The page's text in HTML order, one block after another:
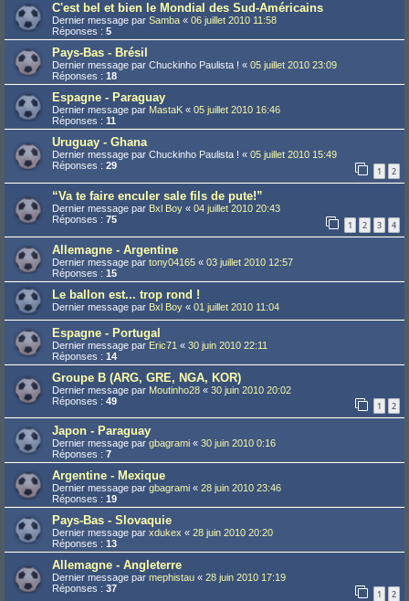
C'est bel et bien le Mondial des Sud-Américains
Dernier message par Samba « 06 juillet 2010 11:58
Réponses : 5
Pays-Bas - Brésil
Dernier message par Chuckinho Paulista ! « 05 juillet 2010 23:09
Réponses : 18
Espagne - Paraguay
Dernier message par MastaK « 05 juillet 2010 16:46
Réponses : 11
Uruguay - Ghana
Dernier message par Chuckinho Paulista ! « 05 juillet 2010 15:49
Réponses : 29 1 2
“Va te faire enculer sale fils de pute!”
Dernier message par Bxl Boy « 04 juillet 2010 20:43
Réponses : 75 1 2 3 4
Allemagne - Argentine
Dernier message par tony04165 « 03 juillet 2010 12:57
Réponses : 15
Le ballon est... trop rond !
Dernier message par Bxl Boy « 01 juillet 2010 11:04
Espagne - Portugal
Dernier message par Eric71 « 30 juin 2010 22:11
Réponses : 14
Groupe B (ARG, GRE, NGA, KOR)
Dernier message par Moutinho28 « 30 juin 2010 20:02
Réponses : 49 1 2
Japon - Paraguay
Dernier message par gbagrami « 30 juin 2010 0:16
Réponses : 7
Argentine - Mexique
Dernier message par gbagrami « 28 juin 2010 23:46
Réponses : 19
Pays-Bas - Slovaquie
Dernier message par xdukex « 28 juin 2010 20:20
Réponses : 13
Allemagne - Angleterre
Dernier message par mephistau « 28 juin 2010 17:19
Réponses : 37 1 2